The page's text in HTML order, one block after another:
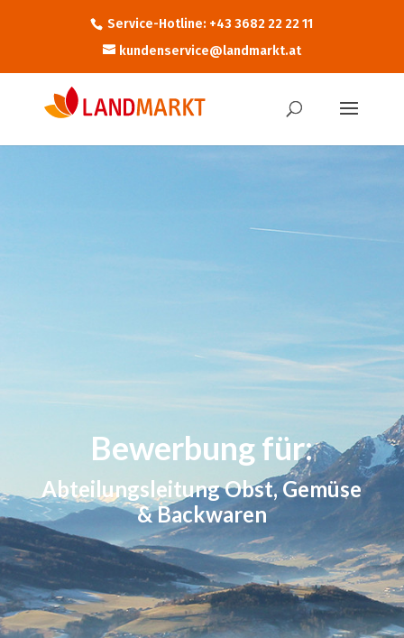
Service-Hotline: +43 3682 22 22 11
kundenservice@landmarkt.at
Bewerbung für:
Abteilungsleitung Obst, Gemüse
& Backwaren